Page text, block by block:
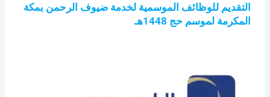
التقديم للوظائف الموسمية لخدمة ضيوف الرحمن بمكة
المكرمة لموسم حج 1448هـ